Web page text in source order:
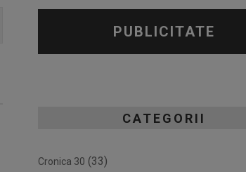
PUBLICITATE
CATEGORII
Cronica 30 (33)